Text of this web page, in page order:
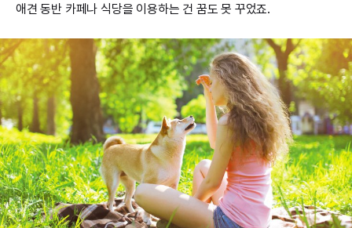
애견 동반 카페나 식당을 이용하는 건 꿈도 못 꾸었죠.